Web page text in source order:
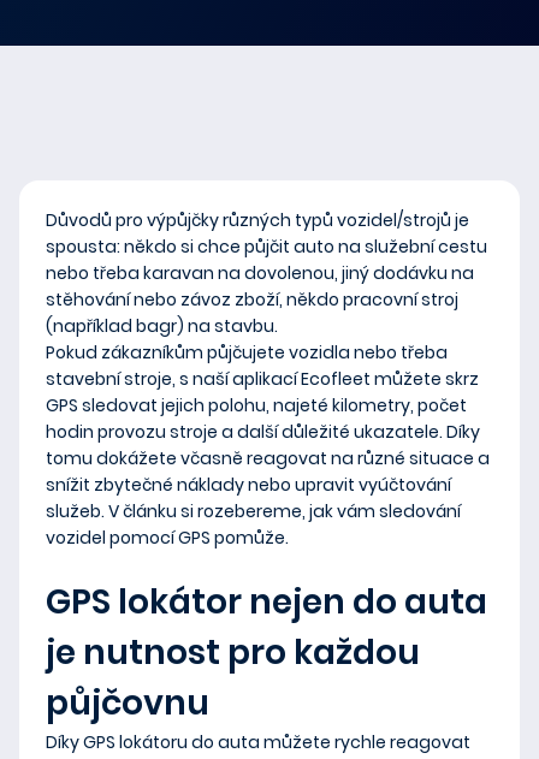
Důvodů pro výpůjčky různých typů vozidel/strojů je
spousta: někdo si chce půjčit auto na služební cestu
nebo třeba karavan na dovolenou, jiný dodávku na
stěhování nebo závoz zboží, někdo pracovní stroj
(například bagr) na stavbu.
Pokud zákazníkům půjčujete vozidla nebo třeba
stavební stroje, s naší aplikací Ecofleet můžete skrz
GPS sledovat jejich polohu, najeté kilometry, počet
hodin provozu stroje a další důležité ukazatele. Díky
tomu dokážete včasně reagovat na různé situace a
snížit zbytečné náklady nebo upravit vyúčtování
služeb. V článku si rozebereme, jak vám sledování
vozidel pomocí GPS pomůže.
GPS lokátor nejen do auta
je nutnost pro každou
půjčovnu
Díky GPS lokátoru do auta můžeterychle reagovat